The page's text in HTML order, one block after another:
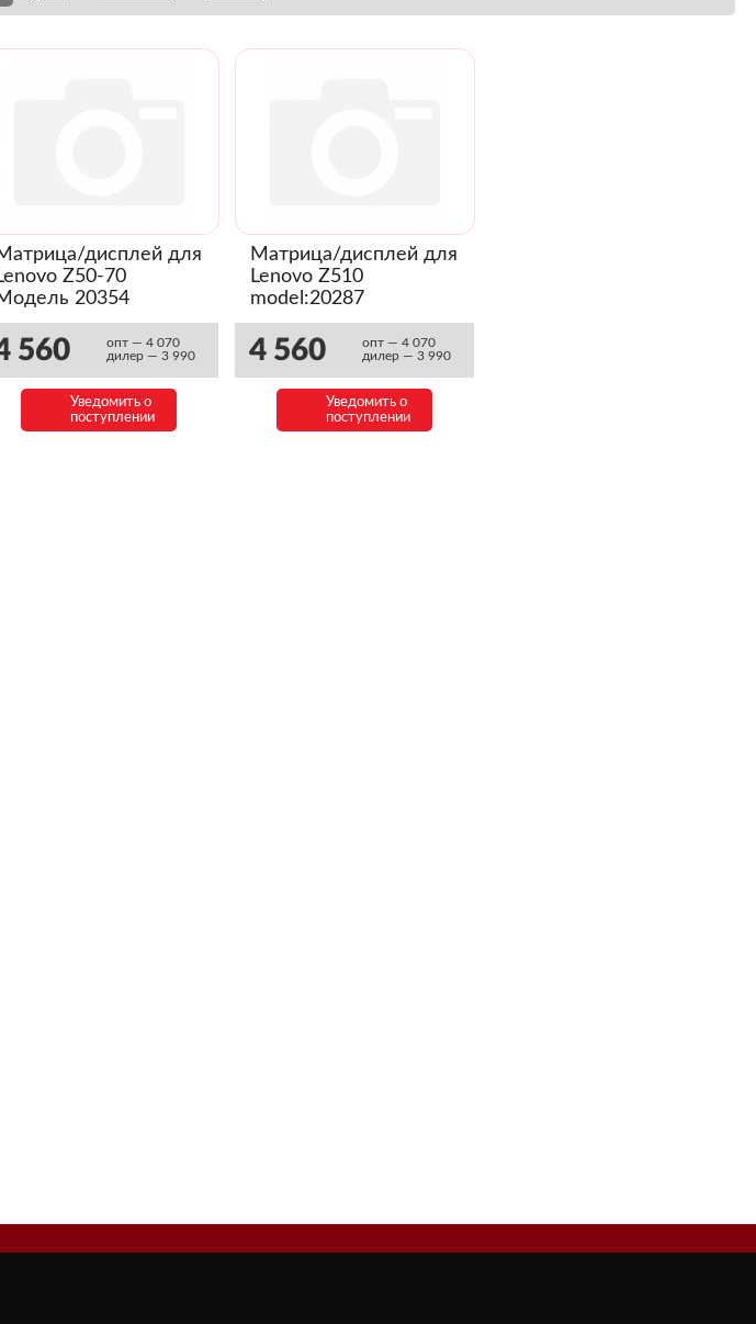
дисплей для
Z50-70
20354
560
опт — 4 070
дилер — 3 990
Уведомить о
поступлении
Матрица/дисплей для
Lenovo Z510
model:20287
4 560
опт — 4 070
дилер — 3 990
Уведомить о
поступлении